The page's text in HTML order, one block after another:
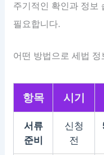
주기적인 확인과 정보
필요합니다.
어떤 방법으로 세법
항목 시기
서류
준비
신청
전